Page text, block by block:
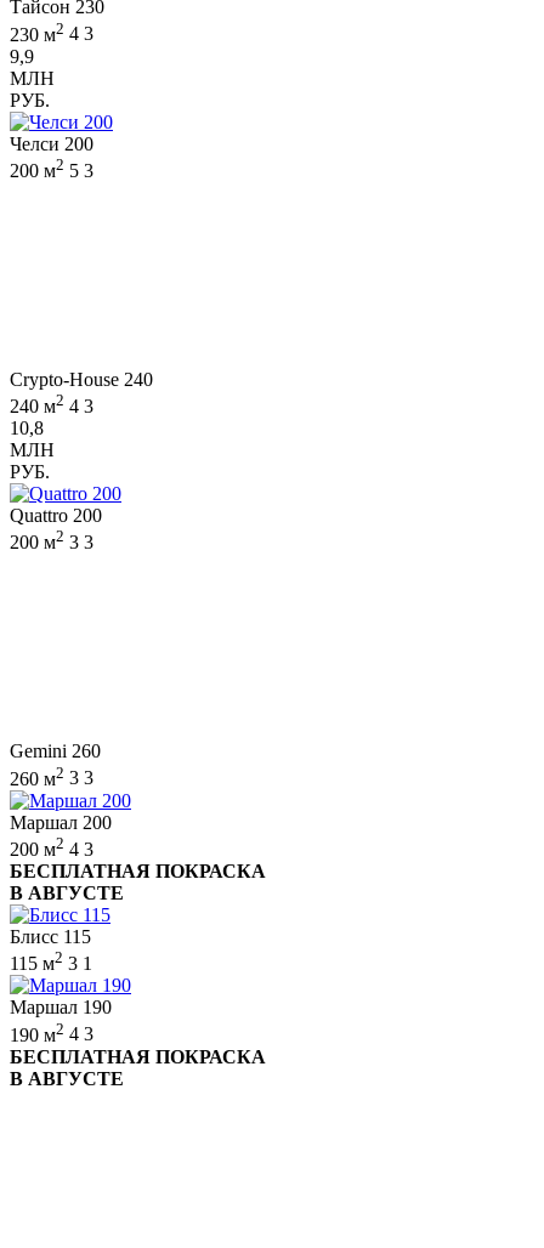
Тайсон 230
230 м2 4 3
9,9
МЛН
РУБ.
Челси 200
200 м2 5 3
Crypto-House 240
240 м2 4 3
10,8
МЛН
РУБ.
Quattro 200
200 м2 3 3
Gemini 260
260 м2 3 3
Маршал 200
200 м2 4 3
БЕСПЛАТНАЯ ПОКРАСКА
В АВГУСТЕ
Блисс 115
115 м2 3 1
Маршал 190
190 м2 4 3
БЕСПЛАТНАЯ ПОКРАСКА
В АВГУСТЕ